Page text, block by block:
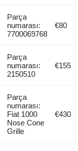
Parça
numarası:
7700069768
€80
Parça
numarası:
2150510
€155
Parça
numarası:
Fiat 1000
Nose Cone
Grille
€430